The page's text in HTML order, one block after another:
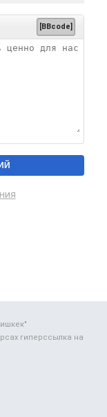
[BBcode]
гиперссылка на